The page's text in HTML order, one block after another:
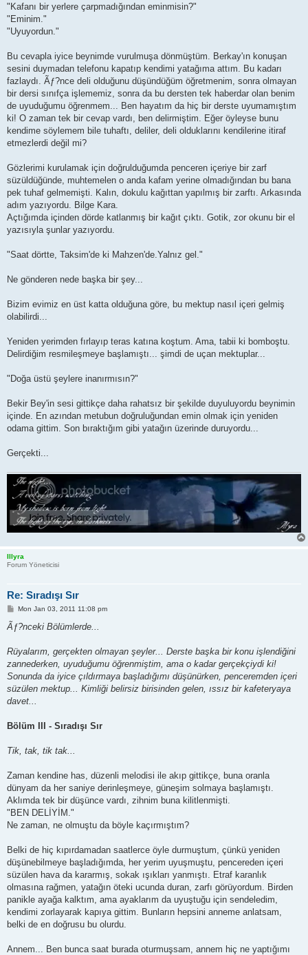
"Kafanı bir yerlere çarpmadığından eminmisin?"
"Eminim."
"Uyuyordun."
Bu cevapla iyice beynimde vurulmuşa dönmüştüm. Berkay'ın konuşan
sesini duymadan telefonu kapatıp kendimi yatağıma attım. Bu kadarı
fazlaydı. Ãƒ?nce deli olduğunu düşündüğüm öğretmenim, sonra olmayan
bir dersi sınıfça işlememiz, sonra da bu dersten tek haberdar olan benim
de uyuduğumu öğrenmem... Ben hayatım da hiç bir derste uyumamıştım
ki! O zaman tek bir cevap vardı, ben delirmiştim. Eğer öyleyse bunu
kendime söylemem bile tuhaftı, deliler, deli olduklarını kendilerine itiraf
etmezlerdi değil mi?
Gözlerimi kurulamak için doğrulduğumda penceren içeriye bir zarf
süzüldüğünde, muhtemelen o anda kafam yerine olmadığından bu bana
pek tuhaf gelmemişti. Kalın, dokulu kağıttan yapılmış bir zarftı. Arkasında
adım yazıyordu. Bilge Kara.
Açtığımda içinden dörde katlanmış bir kağıt çıktı. Gotik, zor okunu bir el
yazısıyla şunlar yazıyordu.
"Saat dörtte, Taksim'de ki Mahzen'de.Yalnız gel."
Ne gönderen nede başka bir şey...
Bizim evimiz en üst katta olduğuna göre, bu mektup nasıl içeri gelmiş
olabilirdi...
Yeniden yerimden fırlayıp teras katına koştum. Ama, tabii ki bomboştu.
Delirdiğim resmileşmeye başlamıştı... şimdi de uçan mektuplar...
"Doğa üstü şeylere inanırmısın?"
Bekir Bey'in sesi gittikçe daha rahatsız bir şekilde duyuluyordu beynimin
içinde. En azından metubun doğruluğundan emin olmak için yeniden
odama gittim. Son bıraktığım gibi yatağın üzerinde duruyordu...
Gerçekti...
Illyra
Forum Yöneticisi
Re: Sıradışı Sır
P
s
t
Mon Jan 03, 2011 11:08 pm
Ãƒ?nceki Bölümlerde...
Rüyalarım, gerçekten olmayan şeyler... Derste başka bir konu işlendiğini
zannederken, uyuduğumu öğrenmiştim, ama o kadar gerçekçiydi ki!
Sonunda da iyice çıldırmaya başladığımı düşünürken, penceremden içeri
süzülen mektup... Kimliği belirsiz birisinden gelen, ıssız bir kafeteryaya
davet...
Bölüm III - Sıradışı Sır
Tik, tak, tik tak...
Zaman kendine has, düzenli melodisi ile akıp gittikçe, buna oranla
dünyam da her saniye derinleşmeye, güneşim solmaya başlamıştı.
Aklımda tek bir düşünce vardı, zihnim buna kilitlenmişti.
"BEN DELİYİM."
Ne zaman, ne olmuştu da böyle kaçırmıştım?
Belki de hiç kıpırdamadan saatlerce öyle durmuştum, çünkü yeniden
düşünebilmeye başladığımda, her yerim uyuşmuştu, pencereden içeri
süzülen hava da kararmış, sokak ışıkları yanmıştı. Etraf karanlık
olmasına rağmen, yatağın öteki ucunda duran, zarfı görüyordum. Birden
panikle ayağa kalktım, ama ayaklarım da uyuştuğu için sendeledim,
kendimi zorlayarak kapıya gittim. Bunların hepsini anneme anlatsam,
belki de en doğrusu bu olurdu.
Annem... Ben bunca saat burada oturmuşsam, annem hiç ne yaptığımı